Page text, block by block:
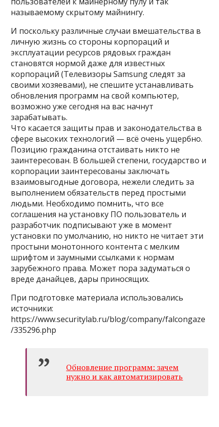
называемому скрытому майнингу.
И поскольку различные случаи вмешательства в
личную жизнь со стороны корпораций и
эксплуатации ресурсов рядовых граждан
становятся нормой даже для известных
корпораций (Телевизоры Samsung следят за
своими хозяевами), не спешите устанавливать
обновления программ на свой компьютер,
возможно уже сегодня на вас начнут
зарабатывать.
Что касается защиты прав и законодательства в
сфере высоких технологий — всё очень ущербно.
Позицию гражданина отстаивать никто не
заинтересован. В большей степени, государство и
корпорации заинтересованы заключать
взаимовыгодные договора, нежели следить за
выполнением обязательств перед простыми
людьми. Необходимо помнить, что все
соглашения на установку ПО пользователь и
разработчик подписывают уже в момент
установки по умолчанию, но никто не читает эти
простыни монотонного контента с мелким
шрифтом и заумными ссылками к нормам
зарубежного права. Может пора задуматься о
вреде данайцев, дары приносящих.
При подготовке материала использовались
источники:
https://www.securitylab.ru/blog/company/falcongaze
/335296.php
Обновление программ: зачем
нужно и как автоматизировать